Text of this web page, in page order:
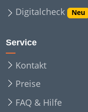
Digitalcheck
Neu
Service
Kontakt
Preise
FAQ & Hilfe